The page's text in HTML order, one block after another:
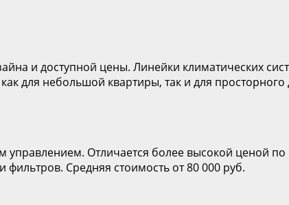
и доступной цены. Линейки климатических
как для небольшой квартиры, так и для
управлением. Отличается более высокой ценой
Средняя стоимость от 80 000 руб.